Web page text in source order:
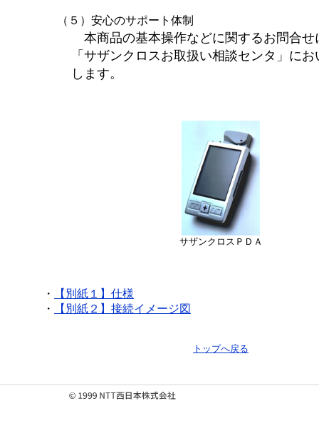
（５）安心のサポート体制
本商品の基本操作などに関するお問合せ
「サザンクロスお取扱い相談センタ」に
します。
サザンクロスＰＤＡ
・
【別紙１】仕様
・
【別紙２】接続イメージ図
トップへ戻る